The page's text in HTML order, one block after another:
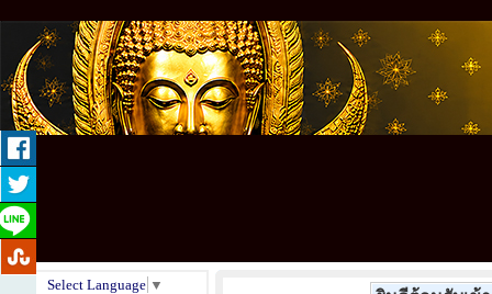
Select Language ▼